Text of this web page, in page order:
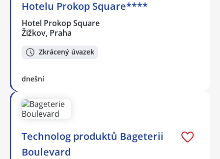
Hotelu Prokop Square****
Hotel Prokop Square
Žižkov, Praha
Zkrácený úvazek
dnešní
Technolog produktů Bageterii
Boulevard